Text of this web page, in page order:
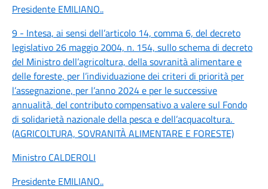
Presidente EMILIANO..
9 - Intesa, ai sensi dell’articolo 14, comma 6, del decreto
legislativo 26 maggio 2004, n. 154, sullo schema di decreto
del Ministro dell’agricoltura, della sovranità alimentare e
delle foreste, per l’individuazione dei criteri di priorità per
l’assegnazione, per l’anno 2024 e per le successive
annualità, del contributo compensativo a valere sul Fondo
di solidarietà nazionale della pesca e dell’acquacoltura.
(AGRICOLTURA, SOVRANITÀ ALIMENTARE E FORESTE)
Ministro CALDEROLI
Presidente EMILIANO..